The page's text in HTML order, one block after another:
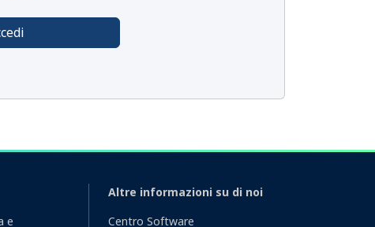
e
Altre informazioni su di noi
Centro Software